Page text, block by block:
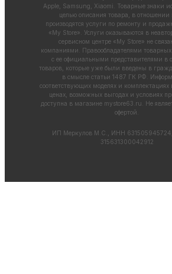
Apple, Samsung, Xiaomi. Товарные знаки
целью описания товара, в отношении
производятся услуги по ремонту и
«My Store». Услуги оказываются в
сервисном центре «My Store» не
компаниями. Правообладателями
с ее официальными представителями в
товаров, которые уже были введены в
в смысле статьи 1487 ГК РФ.
соответствующих моделях и комплектациях
ценах, возможных выгодах и условиях
доступна в магазине mystore63.ru . Не
офертой.
ИП Меркулов М.С., ИНН
315631300042912